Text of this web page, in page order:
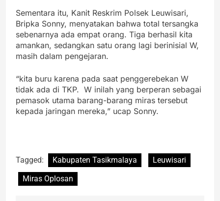
Sementara itu, Kanit Reskrim Polsek Leuwisari,
Bripka Sonny, menyatakan bahwa total tersangka
sebenarnya ada empat orang. Tiga berhasil kita
amankan, sedangkan satu orang lagi berinisial W,
masih dalam pengejaran.
“kita buru karena pada saat penggerebekan W
tidak ada di TKP. W inilah yang berperan sebagai
pemasok utama barang-barang miras tersebut
kepada jaringan mereka,” ucap Sonny.
Tagged: Kabupaten Tasikmalaya
Leuwisari
Miras Oplosan